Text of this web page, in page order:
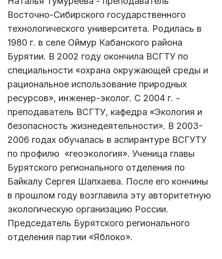
Восточно-Сибирского государственного
технологического университета. Родилась в
1980 г. в селе Оймур Кабанского района
Бурятии. В 2002 году окончила ВСГТУ по
специальности «охрана окружающей среды и
рациональное использование природных
ресурсов», инженер-эколог. С 2004 г. -
преподаватель ВСГТУ, кафедра «Экология и
безопасность жизнедеятельности». В 2003-
2006 годах обучалась в аспирантуре ВСГУТУ
по профилю «геоэкология». Ученица главы
Бурятского регионального отделения по
Байкалу Сергея Шапхаева. После его кончины
в прошлом году возглавила эту авторитетную
экологическую организацию России.
Председатель Бурятского регионального
отделения партии «Яблоко».